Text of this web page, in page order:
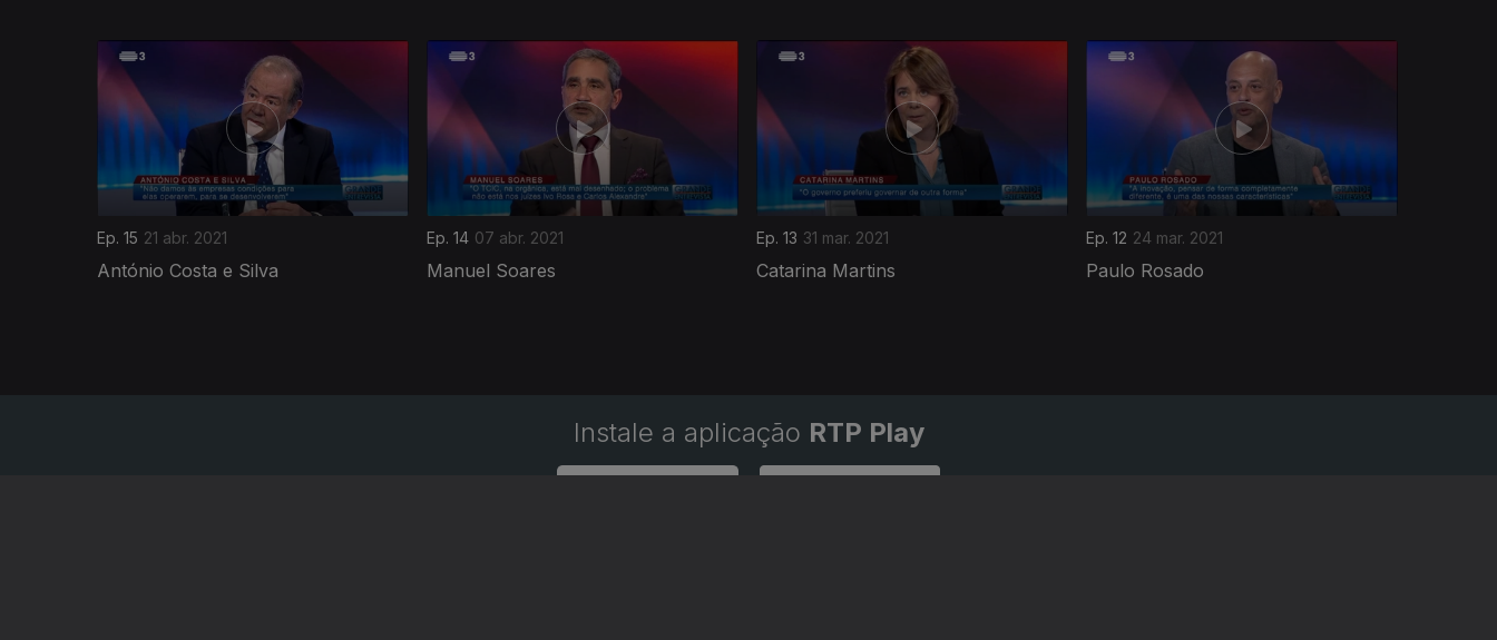
Ep. 15 21 abr. 2021
António Costa e Silva
Ep. 14 07 abr. 2021
Manuel Soares
Ep. 13 31 mar. 2021
Catarina Martins
Ep. 12 24 mar. 2021
Paulo Rosado
533148
Instale a aplicação RTP Play